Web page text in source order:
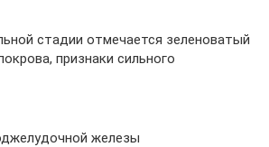
стадии отмечается зеленоватый
признаки сильного
железы